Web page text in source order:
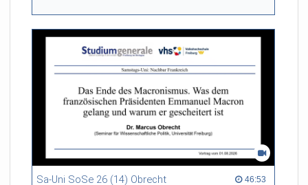
Sa-Uni SoSe 26 (14) Obrecht 46:53
46:53 duration